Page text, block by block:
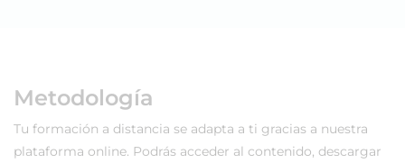
Metodología
Tu formación a distancia se adapta a ti gracias a nuestra
plataforma online. Podrás acceder al contenido, descargar